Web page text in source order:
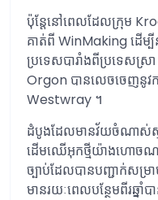
ប៉ុន្តែនៅពេលដែលក្រុម
គាត់ពី WinMaking ដើម្
ប្រទេសបារាំងពីប្រទេស
Orgon បានលេចចេញនូវ
Westwray ។
ដំបូងដែលមានវ័យចំណាស់ស្
ដើមឈើអុកថ្មីយ៉ាងហោចណ
ច្បាប់ដែលបានបញ្ជាក់សម្រ
មានរយៈពេលបន្ថែមពីរឆ្នាំ